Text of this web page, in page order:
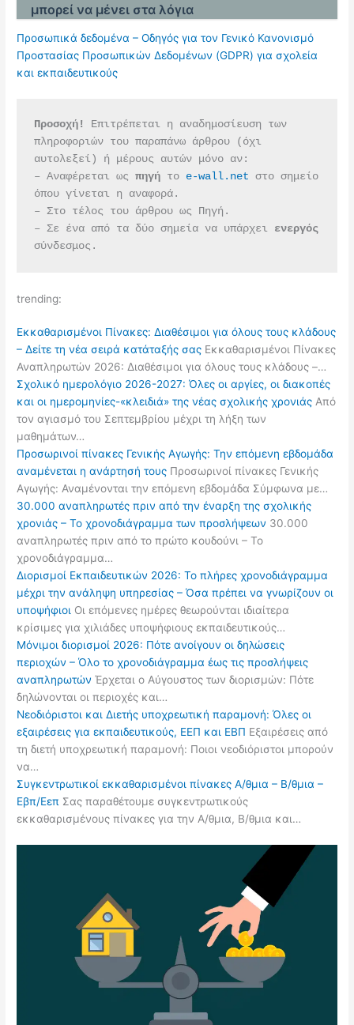
μπορεί να μένει στα λόγια
Προσωπικά δεδομένα – Οδηγός για τον Γενικό Κανονισμό
Προστασίας Προσωπικών Δεδομένων (GDPR) για σχολεία
και εκπαιδευτικούς
Προσοχή!
Επιτρέπεται η αναδημοσίευση των
πληροφοριών του παραπάνω άρθρου (όχι
αυτολεξεί) ή μέρους αυτών μόνο αν:
– Αναφέρεται ως πηγή το e-wall.net στο σημείο
όπου γίνεται η αναφορά.
– Στο τέλος του άρθρου ως Πηγή.
– Σε ένα από τα δύο σημεία να υπάρχει
ενεργός
σύνδεσμος.
trending:
Εκκαθαρισμένοι Πίνακες: Διαθέσιμοι για όλους τους κλάδους
– Δείτε τη νέα σειρά κατάταξής σας Εκκαθαρισμένοι Πίνακες
Αναπληρωτών 2026: Διαθέσιμοι για όλους τους κλάδους –…
Σχολικό ημερολόγιο 2026-2027: Όλες οι αργίες, οι διακοπές
και οι ημερομηνίες-«κλειδιά» της νέας σχολικής χρονιάς Από
τον αγιασμό του Σεπτεμβρίου μέχρι τη λήξη των
μαθημάτων…
Προσωρινοί πίνακες Γενικής Αγωγής: Την επόμενη εβδομάδα
αναμένεται η ανάρτησή τους Προσωρινοί πίνακες Γενικής
Αγωγής: Αναμένονται την επόμενη εβδομάδα Σύμφωνα με…
30.000 αναπληρωτές πριν από την έναρξη της σχολικής
χρονιάς – Το χρονοδιάγραμμα των προσλήψεων 30.000
αναπληρωτές πριν από το πρώτο κουδούνι – Το
χρονοδιάγραμμα…
Διορισμοί Εκπαιδευτικών 2026: Το πλήρες χρονοδιάγραμμα
μέχρι την ανάληψη υπηρεσίας – Όσα πρέπει να γνωρίζουν οι
υποψήφιοι Οι επόμενες ημέρες θεωρούνται ιδιαίτερα
κρίσιμες για χιλιάδες υποψήφιους εκπαιδευτικούς…
Μόνιμοι διορισμοί 2026: Πότε ανοίγουν οι δηλώσεις
περιοχών – Όλο το χρονοδιάγραμμα έως τις προσλήψεις
αναπληρωτών Έρχεται ο Αύγουστος των διορισμών: Πότε
δηλώνονται οι περιοχές και…
Νεοδιόριστοι και Διετής υποχρεωτική παραμονή: Όλες οι
εξαιρέσεις για εκπαιδευτικούς, ΕΕΠ και ΕΒΠ Εξαιρέσεις από
τη διετή υποχρεωτική παραμονή: Ποιοι νεοδιόριστοι μπορούν
να…
Συγκεντρωτικοί εκκαθαρισμένοι πίνακες Α/θμια – Β/θμια –
Εβπ/Εεπ Σας παραθέτουμε συγκεντρωτικούς
εκκαθαρισμένους πίνακες για την Α/θμια, Β/θμια και…